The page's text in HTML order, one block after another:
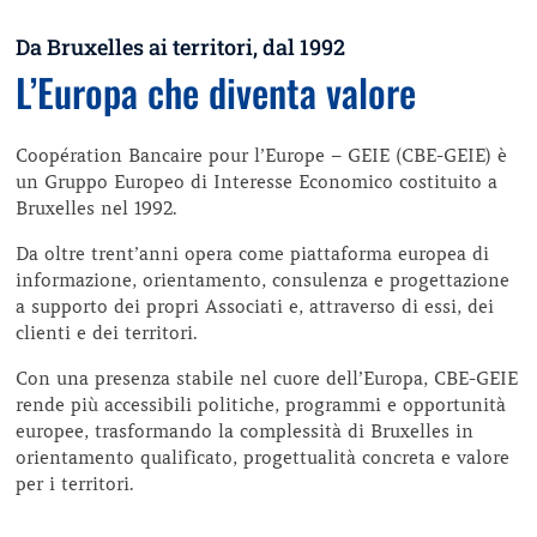
Da Bruxelles ai territori, dal 1992
L’Europa che diventa valore
Coopération Bancaire pour l’Europe – GEIE (CBE-GEIE) è
un Gruppo Europeo di Interesse Economico costituito a
Bruxelles nel 1992.
Da oltre trent’anni opera come piattaforma europea di
informazione, orientamento, consulenza e progettazione
a supporto dei propri Associati e, attraverso di essi, dei
clienti e dei territori.
Con una presenza stabile nel cuore dell’Europa, CBE-GEIE
rende più accessibili politiche, programmi e opportunità
europee, trasformando la complessità di Bruxelles in
orientamento qualificato, progettualità concreta e valore
per i territori.